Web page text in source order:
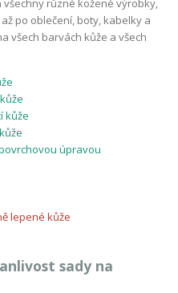
různé kožené výrobky,
po oblečení, boty, kabelky a
všech barvách kůže a všech
kůže
úpravou
lepené kůže
sady na